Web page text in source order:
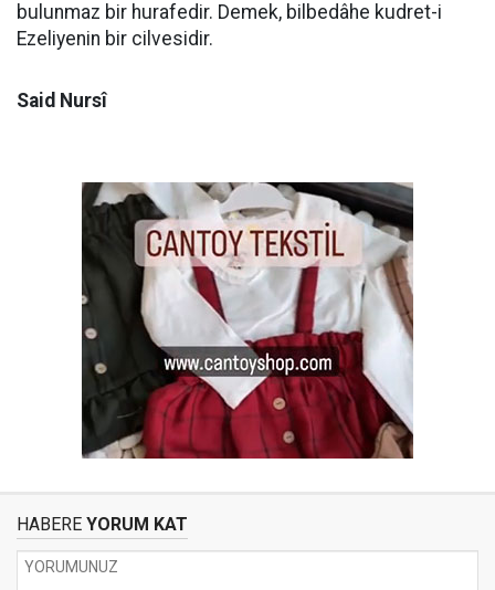
bulunmaz bir hurafedir. Demek, bilbedâhe kudret-i
Ezeliyenin bir cilvesidir.
Said Nursî
HABERE YORUM KAT